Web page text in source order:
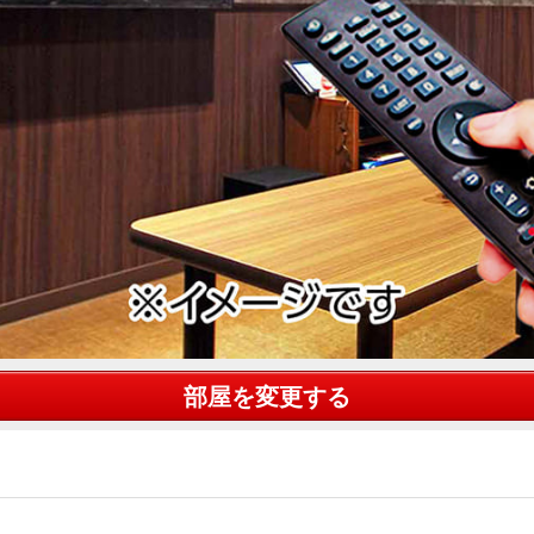
部屋を変更する